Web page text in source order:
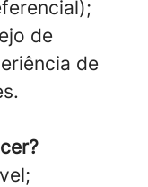
de
de